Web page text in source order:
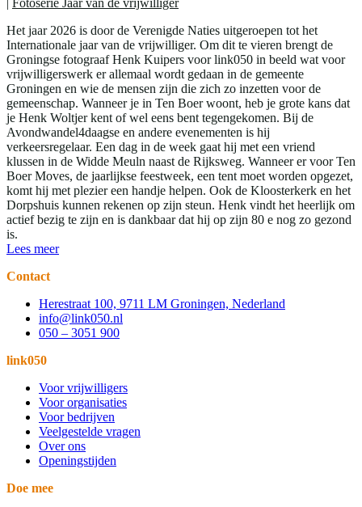
Het jaar 2026 is door de Verenigde Naties uitgeroepen tot het
Internationale jaar van de vrijwilliger. Om dit te vieren brengt de
Groningse fotograaf Henk Kuipers voor link050 in beeld wat voor
vrijwilligerswerk er allemaal wordt gedaan in de gemeente
Groningen en wie de mensen zijn die zich zo inzetten voor de
gemeenschap. Wanneer je in Ten Boer woont, heb je grote kans dat
je Henk Woltjer kent of wel eens bent tegengekomen. Bij de
Avondwandel4daagse en andere evenementen is hij
verkeersregelaar. Een dag in de week gaat hij met een vriend
klussen in de Widde Meuln naast de Rijksweg. Wanneer er voor Ten
Boer Moves, de jaarlijkse feestweek, een tent moet worden opgezet,
komt hij met plezier een handje helpen. Ook de Kloosterkerk en het
Dorpshuis kunnen rekenen op zijn steun. Henk vindt het heerlijk om
actief bezig te zijn en is dankbaar dat hij op zijn 80 e nog zo gezond
is.
Lees meer
Contact
Herestraat 100, 9711 LM Groningen, Nederland
info@link050.nl
050 – 3051 900
link050
Voor vrijwilligers
Voor organisaties
Voor bedrijven
Veelgestelde vragen
Over ons
Openingstijden
Doe mee